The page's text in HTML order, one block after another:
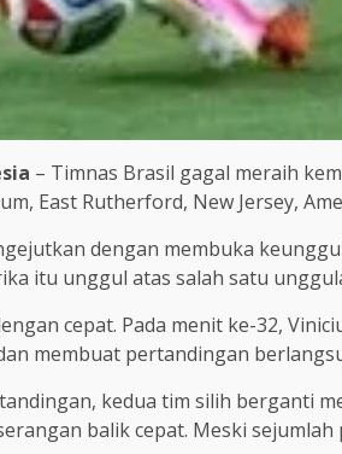
– Timnas Brasil gagal meraih
East Rutherford, New Jersey,
dengan membuka
itu unggul atas salah satu
cepat. Pada menit ke-32,
membuat pertandingan
kedua tim silih berganti
balik cepat. Meski